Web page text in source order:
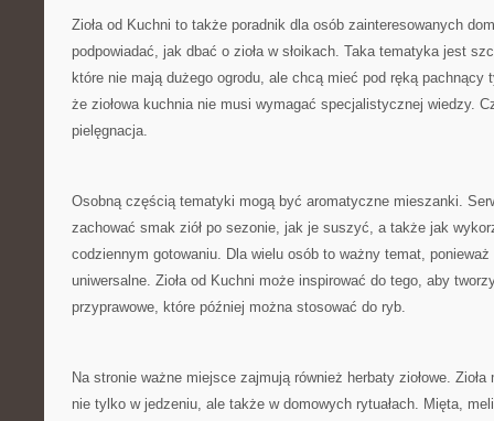
Zioła od Kuchni to także poradnik dla osób zainteresowanych
podpowiadać, jak dbać o zioła w słoikach. Taka tematyka jest
które nie mają dużego ogrodu, ale chcą mieć pod ręką pachnący
że ziołowa kuchnia nie musi wymagać specjalistycznej wiedzy.
pielęgnacja.
Osobną częścią tematyki mogą być aromatyczne mieszanki.
zachować smak ziół po sezonie, jak je suszyć, a także jak
codziennym gotowaniu. Dla wielu osób to ważny temat, ponieważ
uniwersalne. Zioła od Kuchni może inspirować do tego, aby
przyprawowe, które później można stosować do ryb.
Na stronie ważne miejsce zajmują również herbaty ziołowe.
nie tylko w jedzeniu, ale także w domowych rytuałach. Mięta,